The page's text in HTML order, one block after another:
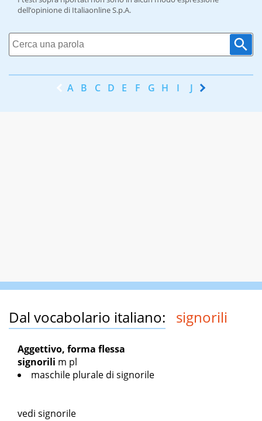
dell’opinione di Italiaonline S.p.A.
A B C D E F G H I J K
Dal vocabolario italiano: signorili
Aggettivo, forma flessa
signorili m pl
maschile plurale di signorile
vedi signorile